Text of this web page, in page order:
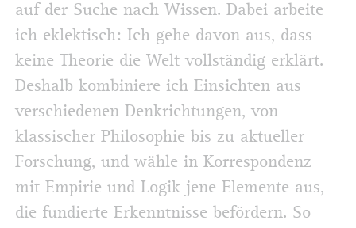
auf der Suche nach Wissen. Dabei arbeite
ich eklektisch: Ich gehe davon aus, dass
keine Theorie die Welt vollständig erklärt.
Deshalb kombiniere ich Einsichten aus
verschiedenen Denkrichtungen, von
klassischer Philosophie bis zu aktueller
Forschung, und wähle in Korrespondenz
mit Empirie und Logik jene Elemente aus,
die fundierte Erkenntnisse befördern. So